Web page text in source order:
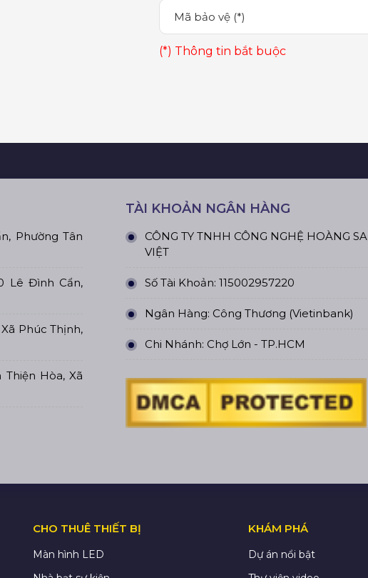
(*) Thông tin bắt buộc
Phường Tân
Lê Đình Cẩn,
Phúc Thịnh,
Thiện Hòa, Xã
TÀI KHOẢN NGÂN HÀNG
CÔNG TY TNHH CÔNG NGHỆ HOÀNG SA
VIỆT
Số Tài Khoản: 115002957220
Ngân Hàng: Công Thương (Vietinbank)
Chi Nhánh: Chợ Lớn - TP.HCM
CHO THUÊ THIẾT BỊ
Màn hình LED
KHÁM PHÁ
Dự án nổi bật